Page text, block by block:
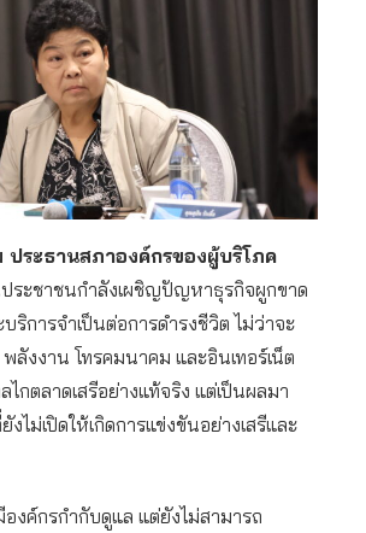
ระธานสภาองค์กรของผู้บริโภค
ระชาชนกำลังเผชิญปัญหาธุรกิจผูกขาด
ริการจำเป็นต่อการดำรงชีวิต ไม่ว่าจะ
ลังงาน โทรคมนาคม และอินเทอร์เน็ต
ไกตลาดเสรีอย่างแท้จริง แต่เป็นผลมา
ไม่เปิดให้เกิดการแข่งขันอย่างเสรีและ
งค์กรกำกับดูแล แต่ยังไม่สามารถ